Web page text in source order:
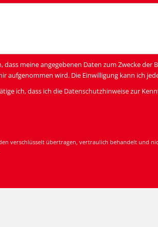
dass meine angegebenen Daten zum Zwecke
aufgenommen wird. Die Einwilligung kann ich
ich, dass ich die Datenschutzhinweisezur
verschlüsselt übertragen, vertraulich behandelt und